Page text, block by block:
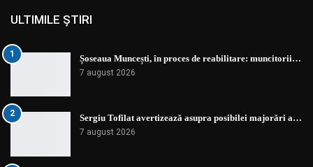
ULTIMILE ȘTIRI
1 Șoseaua Muncești, în proces de reabilitare: muncitorii…
7 august 2026
2 Sergiu Tofilat avertizează asupra posibilei majorări a…
7 august 2026